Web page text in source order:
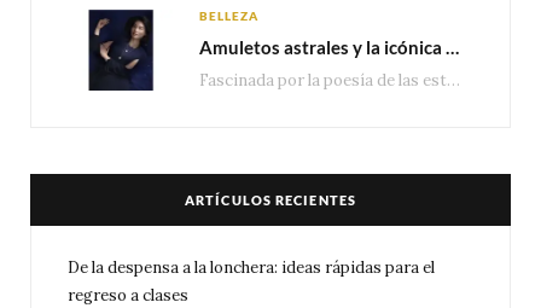
BELLEZA
Amuletos astrales y la icónica colección Zodiaque de Van Cleef & Arpels
Fascinada por la poesía de las estrellas, la Maison Van Cleef & Arpels celebra la llegada de las…
ARTÍCULOS RECIENTES
De la despensa a la lonchera: ideas rápidas para el
regreso a clases